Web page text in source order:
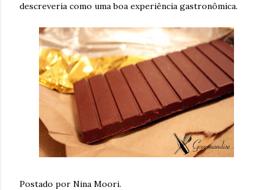
descreveria como uma boa experiência gastronômica.
Postado por Nina Moori.